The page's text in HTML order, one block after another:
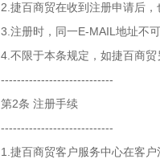
2.捷百商贸在收到注册申请后
3.注册时，同一E-MAIL地址不
4.不限于本条规定，如捷百商
----------------------------
第2条 注册手续
----------------------------
1.捷百商贸客户服务中心在客